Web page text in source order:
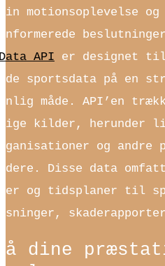
motionsoplevelse
API er designet
sportsdata på en
måde. API’en
kilder, herunder
og andre
Disse data
og tidsplaner til
dine